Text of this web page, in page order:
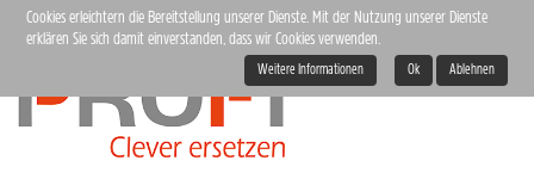
Cookies erleichtern die Bereitstellung unserer Dienste. Mit der Nutzung unserer Dienste
erklären Sie sich damit einverstanden, dass wir Cookies verwenden.
Weitere Informationen Ok Ablehnen